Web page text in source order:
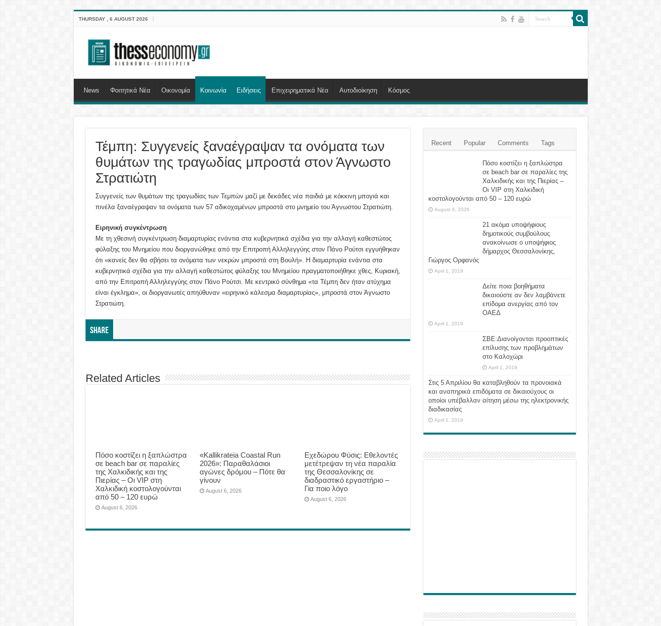
THURSDAY , 6 AUGUST 2026
News Φοιτητικά Νέα Οικονομία Κοινωνία Ειδήσεις Επιχειρηματικά Νέα Αυτοδιοίκηση Κόσμος
Τέμπη: Συγγενείς ξαναέγραψαν τα ονόματα των
θυμάτων της τραγωδίας μπροστά στον Άγνωστο
Στρατιώτη
Συγγενείς των θυμάτων της τραγωδίας των Τεμπών μαζί με δεκάδες νέα παιδιά με κόκκινη μπογιά και
πινέλα ξαναέγραψαν τα ονόματα των 57 αδικοχαμένων μπροστά στο μνημείο του Άγνωστου Στρατιώτη.
Ειρηνική συγκέντρωση
Με τη χθεσινή συγκέντρωση διαμαρτυρίας ενάντια στα κυβερνητικά σχέδια για την αλλαγή καθεστώτος
φύλαξης του Μνημείου που διοργανώθηκε από την Επιτροπή Αλληλεγγύης στον Πάνο Ρούτσι εγγυήθηκαν
ότι «κανείς δεν θα σβήσει τα ονόματα των νεκρών μπροστά στη Βουλή». Η διαμαρτυρία ενάντια στα
κυβερνητικά σχέδια για την αλλαγή καθεστώτος φύλαξης του Μνημείου πραγματοποιήθηκε χθες, Κυριακή,
από την Επιτροπή Αλληλεγγύης στον Πάνο Ρούτσι. Με κεντρικό σύνθημα «τα Τέμπη δεν ήταν ατύχημα
είναι έγκλημα», οι διοργανωτές απηύθυναν «ειρηνικό κάλεσμα διαμαρτυρίας», μπροστά στον Άγνωστο
Στρατιώτη.
Share
Related Articles
Πόσο κοστίζει η ξαπλώστρα
σε beach bar σε παραλίες
της Χαλκιδικής και της
Πιερίας – Οι VIP στη
Χαλκιδική κοστολογούνται
από 50 – 120 ευρώ
August 6, 2026
«Kallikrateia Coastal Run
2026»: Παραθαλάσιοι
αγώνες δρόμου – Πότε θα
γίνουν
August 6, 2026
Eχεδώρου Φύσις: Εθελοντές
μετέτρεψαν τη νέα παραλία
της Θεσσαλονίκης σε
διαδραστικό εργαστήριο –
Για ποιο λόγο
August 6, 2026
Recent Popular Comments Tags
Πόσο κοστίζει η ξαπλώστρα
σε beach bar σε παραλίες της
Χαλκιδικής και της Πιερίας –
Οι VIP στη Χαλκιδική
κοστολογούνται από 50 – 120 ευρώ
August 6, 2026
21 ακόμα υποψήφιους
δημοτικούς συμβούλους
ανακοίνωσε ο υποψήφιος
δήμαρχος Θεσσαλονίκης,
Γιώργος Ορφανός
April 1, 2019
Δείτε ποια βοηθήματα
δικαιούστε αν δεν λαμβάνετε
επίδομα ανεργίας από τον
ΟΑΕΔ
April 1, 2019
ΣΒΕ:Διανοίγονται προοπτικές
επίλυσης των προβλημάτων
στο Καλοχώρι
April 1, 2019
Στις 5 Απριλίου θα καταβληθούν τα προνοιακά
και αναπηρικά επιδόματα σε δικαιούχους οι
οποίοι υπέβαλλαν αίτηση μέσω της ηλεκτρονικής
διαδικασίας
April 1, 2019